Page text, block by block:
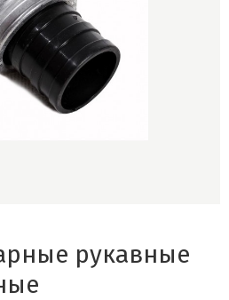
рукавные